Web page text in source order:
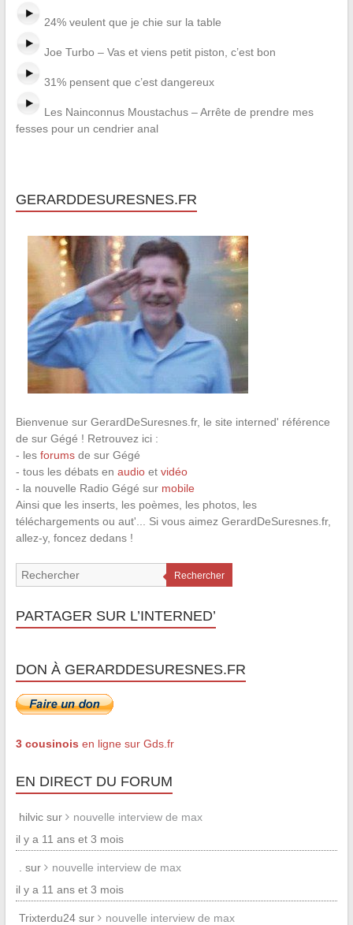
24% veulent que je chie sur la table
Joe Turbo – Vas et viens petit piston, c’est bon
31% pensent que c’est dangereux
Les Nainconnus Moustachus – Arrête de prendre mes
fesses pour un cendrier anal
GERARDDESURESNES.FR
Bienvenue sur GerardDeSuresnes.fr, le site interned' référence
de sur Gégé ! Retrouvez ici :
- les forumsde sur Gégé
- tous les débats en audioet vidéo
- la nouvelle Radio Gégé sur mobile
Ainsi que les inserts, les poèmes, les photos, les
téléchargements ou aut'... Si vous aimez GerardDeSuresnes.fr,
allez-y, foncez dedans !
Rechercher
PARTAGER SUR L’INTERNED’
DON À GERARDDESURESNES.FR
3 cousinois en ligne sur Gds.fr
EN DIRECT DU FORUM
hilvic sur
nouvelle interview de max
il y a 11 ans et 3 mois
. sur
nouvelle interview de max
il y a 11 ans et 3 mois
Trixterdu24 sur nouvelle interview de max